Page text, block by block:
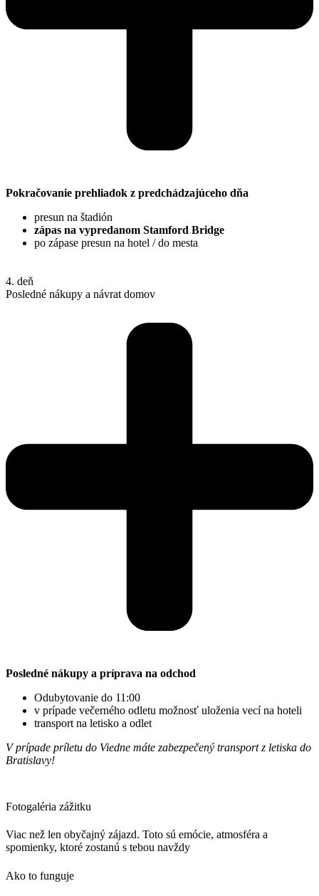
Pokračovanie prehliadok z predchádzajúceho dňa
presun na štadión
zápas na vypredanom Stamford Bridge
po zápase presun na hotel / do mesta
4. deň
Posledné nákupy a návrat domov
Posledné nákupy a príprava na odchod
Odubytovanie do 11:00
v prípade večerného odletu možnosť uloženia vecí na hoteli
transport na letisko a odlet
V prípade príletu do Viedne máte zabezpečený transport z letiska do
Bratislavy!
Fotogaléria zážitku
Viac než len obyčajný zájazd. Toto sú emócie, atmosféra a
spomienky, ktoré zostanú s tebou navždy
Ako to funguje